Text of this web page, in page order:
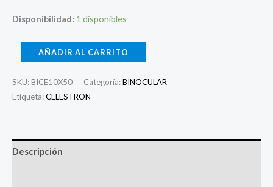
Disponibilidad: 1 disponibles
AÑADIR AL CARRITO
SKU: BICE10X50 Categoría:BINOCULAR
Etiqueta:CELESTRON
Descripción